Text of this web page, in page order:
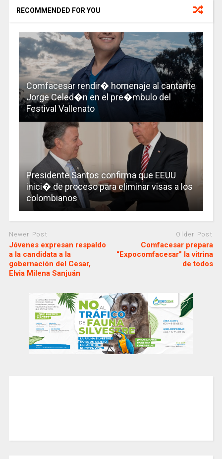
RECOMMENDED FOR YOU
Comfacesar rendir� homenaje al cantante
Jorge Celed�n en el pre�mbulo del
Festival Vallenato
Presidente Santos confirma que EEUU
inici� de proceso para eliminar visas a los
colombianos
Newer Post
Jóvenes expresan respaldo
a la candidata a la
gobernación del Cesar,
Elvia Milena Sanjuán
Older Post
Comfacesar prepara
“Expocomfacesar” la vitrina
de todos